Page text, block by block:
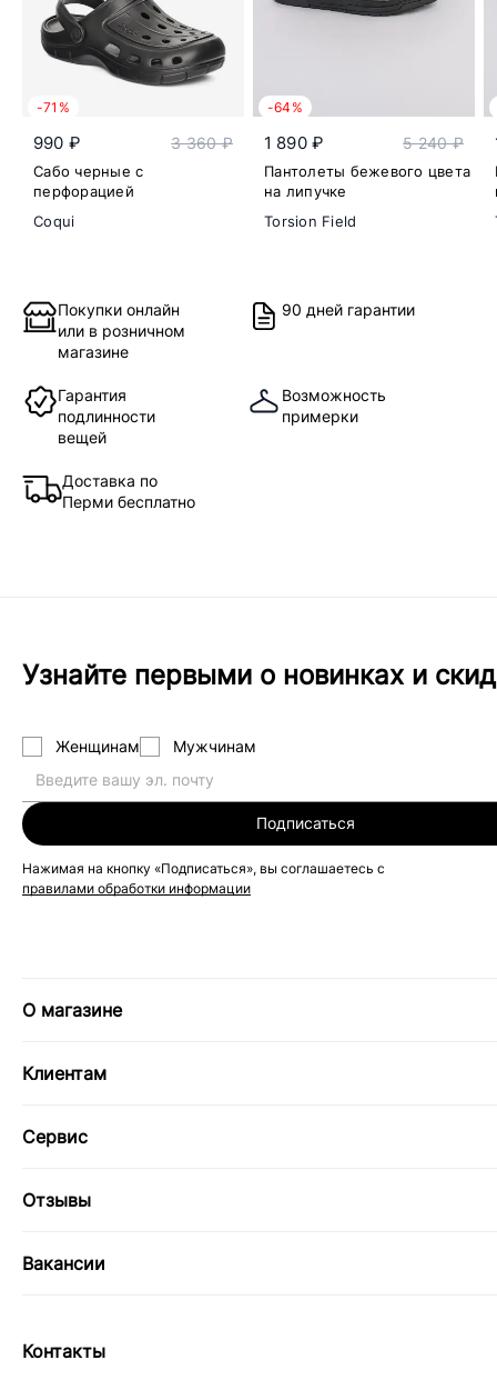
-71%
990 ₽ 3 360 ₽
Сабо черные с
перфорацией
Coqui
-64%
1 890 ₽ 5 240 ₽
Пантолеты бежевого цвета
на липучке
Torsion Field
Покупки онлайн
или в розничном
магазине
90 дней гарантии
Гарантия
подлинности
вещей
Возможность
примерки
Доставка по
Перми бесплатно
Узнайте первыми о новинках и
Женщинам Мужчинам
Подписаться
Нажимая на кнопку «Подписаться», вы соглашаетесь с
правилами обработки информации
О магазине
Клиентам
Сервис
Отзывы
Вакансии
Контакты